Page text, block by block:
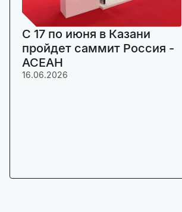
C 17 по июня в Казани
пройдет саммит Россия -
АСЕАН
16.06.2026